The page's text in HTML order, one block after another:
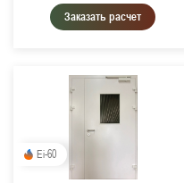
Заказать расчет
Ei-60